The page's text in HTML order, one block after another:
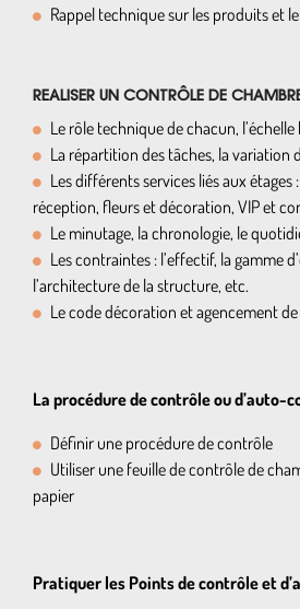
Rappel technique sur les produits et
REALISER UN CONTRÔLE DE
Le rôle technique de chacun,
La répartition des tâches, la variation
Les différents services liés aux étages
réception, fleurs et décoration, VIP et
Le minutage, la chronologie, le
Les contraintes : l’effectif, la gamme
l’architecture de la structure, etc.
Le code décoration et agencement de
La procédure de contrôle ou d’auto-
Définir une procédure de contrôle
Utiliser une feuille de contrôle de
papier
Pratiquer les Points de contrôle et